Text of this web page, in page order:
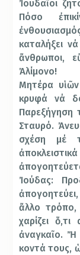
Ἰουδαῖοι
Πόσο
καταλήξει
ἄνθρωποι,
Ἀλίμονο!
Μητέρα
κρυφά νά
Παρεξήγηση
Σταυρό.
σχέση μέ
Ἰούδας:
ἄλλο τρόπο,
χαρίζει
ἀναγκαῖο. Ἤ
κοντά τους,